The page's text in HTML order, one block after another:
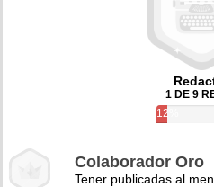
1 DE 9
12%
Colaborador Oro
Tener publicadas al